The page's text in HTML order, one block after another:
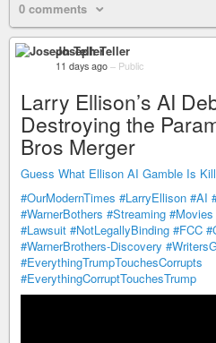
0 comments
Joseph Teller
11 days ago – Public
Larry Ellison’s AI
Destroying the
Bros Merger
Guess What Ellison AI Gamble Is
#OurModernTimes #LarryEllison #AI
#WarnerBothers #Streaming #Movies
#Lawsuit #NotLegallyBinding #FCC
#WarnerBrothers-Discovery
#EverythingTrumpTouchesCorrupts
#EverythingCorruptTouchesTrump